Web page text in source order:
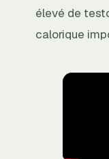
élevé de
calorique